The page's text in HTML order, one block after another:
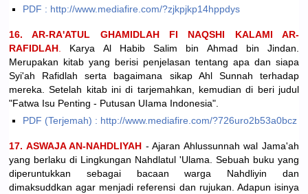
PDF : http://www.mediafire.com/?zjkpjkp14hppdys
16. AR-RA'ATUL GHAMIDLAH FI NAQSHI KALAMI AR-
RAFIDLAH. Karya Al Habib Salim bin Ahmad bin Jindan.
Merupakan kitab yang berisi penjelasan tentang apa dan siapa
Syi'ah Rafidlah serta bagaimana sikap Ahl Sunnah terhadap
mereka. Setelah kitab ini di tarjemahkan, kemudian di beri judul
"Fatwa Isu Penting - Putusan UIama Indonesia".
PDF (Terjemah) : http://www.mediafire.com/?726uro2b53a0bcz
17. ASWAJA AN-NAHDLIYAH - Ajaran Ahlussunnah wal Jama'ah
yang berlaku di Lingkungan Nahdlatul 'Ulama. Sebuah buku yang
diperuntukkan sebagai bacaan warga Nahdliyin dan
dimaksuddkan agar menjadi referensi dan rujukan. Adapun isinya